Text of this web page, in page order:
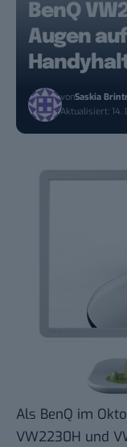
BenQ
Augen
vonSaskia
Aktualisiert: 14.
Als BenQ im
VW2230H und